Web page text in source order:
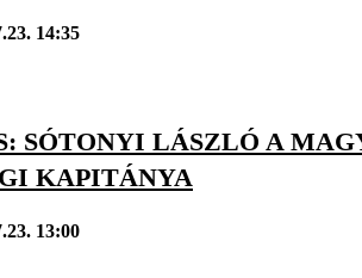
14:35
SÓTONYI LÁSZLÓ A
KAPITÁNYA
13:00